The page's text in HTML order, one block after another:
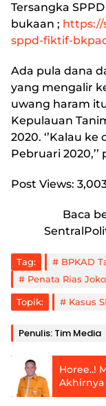
Tersangka
bukaan ; https://
sppd-fiktif-
Ada pula dana
yang mengalir
uwang haram
Kepulauan
2020. ‘’Kalau
Pebruari
Post Views:
Baca
Tag: BPKAD
Penata Rias
Topik: Kasus
Penulis: Tim Media
Horee..!
Akhirnya